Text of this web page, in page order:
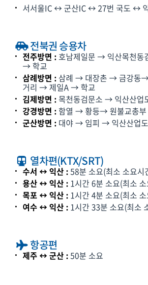
서서울IC ↔ 군산IC ↔ 27번 국도 ↔
전북권 승용차
전주방면 : 호남제일문 → 익산목천동
→ 학교
삼례방면 : 삼례 → 대장촌 → 금강동
거리 → 제일A → 학교
김제방면 : 목천동검문소 → 익산산업
강경방면 : 함열 → 황등→ 원불교총
군산방면 : 대야 → 임피 → 익산산업
열차편(KTX/SRT)
수서 ↔ 익산 : 58분 소요(최소 소요시
용산 ↔ 익산 : 1시간 6분 소요(최소
목포 ↔ 익산 : 1시간 4분 소요(최소
여수 ↔ 익산 : 1시간 33분 소요(최소
항공편
제주 ↔ 군산 : 50분 소요